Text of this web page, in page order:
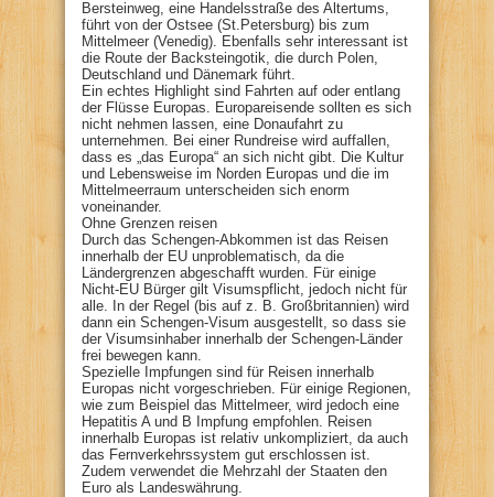
Bersteinweg, eine Handelsstraße des Altertums,
führt von der Ostsee (St.Petersburg) bis zum
Mittelmeer (Venedig). Ebenfalls sehr interessant ist
die Route der Backsteingotik, die durch Polen,
Deutschland und Dänemark führt.
Ein echtes Highlight sind Fahrten auf oder entlang
der Flüsse Europas. Europareisende sollten es sich
nicht nehmen lassen, eine Donaufahrt zu
unternehmen. Bei einer Rundreise wird auffallen,
dass es „das Europa“ an sich nicht gibt. Die Kultur
und Lebensweise im Norden Europas und die im
Mittelmeerraum unterscheiden sich enorm
voneinander.
Ohne Grenzen reisen
Durch das Schengen-Abkommen ist das Reisen
innerhalb der EU unproblematisch, da die
Ländergrenzen abgeschafft wurden. Für einige
Nicht-EU Bürger gilt Visumspflicht, jedoch nicht für
alle. In der Regel (bis auf z. B. Großbritannien) wird
dann ein Schengen-Visum ausgestellt, so dass sie
der Visumsinhaber innerhalb der Schengen-Länder
frei bewegen kann.
Spezielle Impfungen sind für Reisen innerhalb
Europas nicht vorgeschrieben. Für einige Regionen,
wie zum Beispiel das Mittelmeer, wird jedoch eine
Hepatitis A und B Impfung empfohlen. Reisen
innerhalb Europas ist relativ unkompliziert, da auch
das Fernverkehrssystem gut erschlossen ist.
Zudem verwendet die Mehrzahl der Staaten den
Euro als Landeswährung.